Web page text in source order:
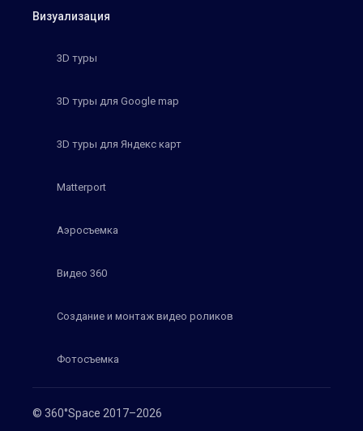
© 360°Space 2017–2026
Визуализация
3D туры
3D туры для Google map
3D туры для Яндекс карт
Matterport
Аэросъемка
Видео 360
Создание и монтаж видео роликов
Фотосъемка